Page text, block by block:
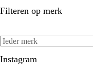
Filteren op merk
Instagram